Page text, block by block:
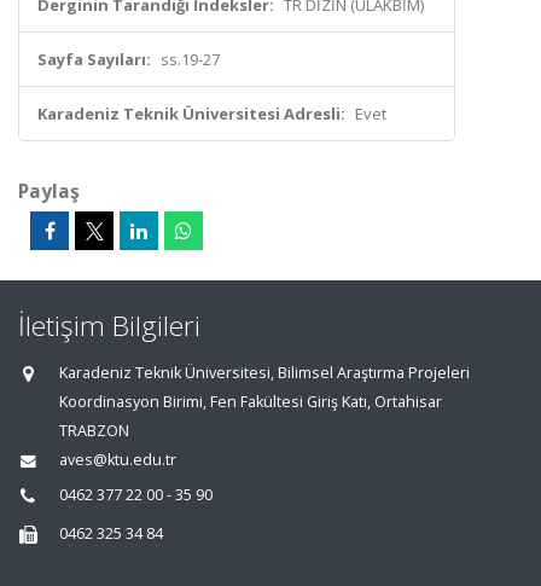
Derginin Tarandığı İndeksler: TR DİZİN (ULAKBİM)
Sayfa Sayıları: ss.19-27
Karadeniz Teknik Üniversitesi Adresli: Evet
Paylaş
İletişim Bilgileri
Karadeniz Teknik Üniversitesi, Bilimsel Araştırma Projeleri
Koordinasyon Birimi, Fen Fakültesi Giriş Katı, Ortahisar
TRABZON
aves@ktu.edu.tr
0462 377 22 00 - 35 90
0462 325 34 84